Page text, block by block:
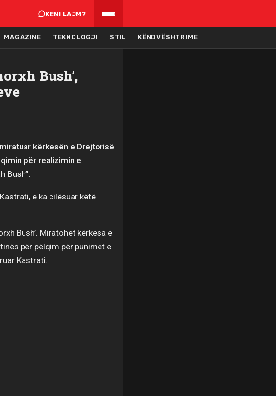
KENI LAJM?
MAGAZINE TEKNOLOGJI STIL KËNDVËSHTRIME
Bush’,
kërkesën e Drejtorisë
për realizimin e
Bush”.
e ka cilësuar këtë
Bush’. Miratohet kërkesa e
për pëlqim për punimet e
Kastrati.